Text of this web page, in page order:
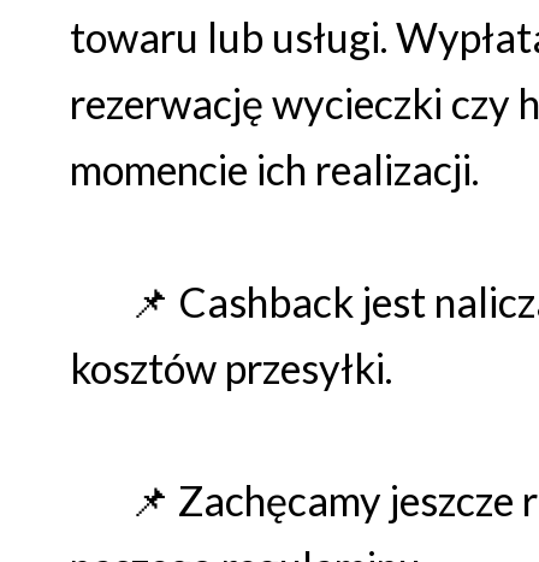
towaru lub usługi.
rezerwację wycieczki czy
momencie ich realizacji.
📌 Cashback jest
kosztów przesyłki.
📌 Zachęcamy jeszcze